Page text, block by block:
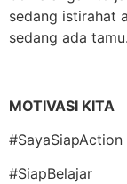
sedang istirahat
sedang ada tamu.
MOTIVASI KITA
#SayaSiapAction
#SiapBelajar